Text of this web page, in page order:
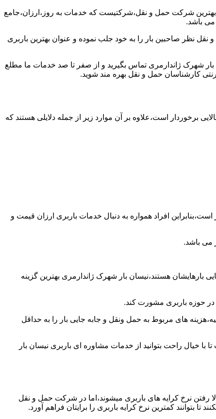
شرکت حمل و نقل،شرکتیست که خدمات به روز،ارزان،جامع
می باشد.
نظر صاحبین بار را به خود جلب نموده و عنوان بهترین باربری
بار شهرک ژاندارمری تماس بگیرید و از صفر تا صد خدمات ما مطلع
کارشناسان حمل و نقل بهره مند شوید.
برخوردار است،علاوه بر آن موارد زیر از جمله دلایلی هستند که
افراد همواره به دنبال خدمات باربری ارزان قیمت و
می باشد.
بارهایشان هستند،نیسان بار شهرک ژاندارمری بهترین گزینه
در حوزه باربری مشورت کند.
های مربوط به حمل ونقل و جابه جایی بار را به حداقل
خیال راحت بتوانید از خدمات مشاوره ای باربری نیسان بار
رفتن نرخ کرایه های باربری میشوند،اما در شرکت حمل و نقل
کمترین نرخ کرایه باربری را برایتان فراهم آورد.